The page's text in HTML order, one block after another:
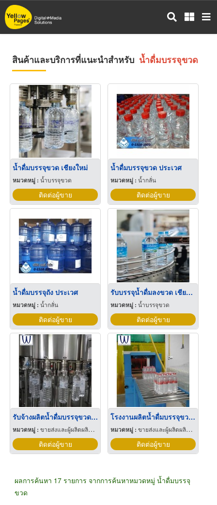
ข้าม
ไป
สินค้าและบริการที่แนะนำสำหรับ น้ำดื่มบรรจุขวด
น้ำดื่มบรรจุขวด เชียงใหม่
หมวดหมู่ : น้ำบรรจุขวด
ติดต่อผู้ขาย
น้ำดื่มบรรจุขวด ประเวศ
หมวดหมู่ :น้ำกลั่น
ติดต่อผู้ขาย
น้ำดื่มบรรจุถัง ประเวศ
หมวดหมู่ : น้ำกลั่น
ติดต่อผู้ขาย
รับบรรจุน้ำดื่มลงขวด เชียงใหม่
หมวดหมู่ :น้ำบรรจุขวด
ติดต่อผู้ขาย
รับจ้างผลิตน้ำดื่มบรรจุขวดร้อยเอ็ด
หมวดหมู่ : ขายส่งและผู้ผลิตผลิตภัณฑ์พิเศษพลาสติก
ติดต่อผู้ขาย
โรงงานผลิตน้ำดื่มบรรจุขวด ร้อยเอ็ด
หมวดหมู่ :ขายส่งและผู้ผลิตผลิตภัณฑ์พิเศษพลาสติก
ติดต่อผู้ขาย
ผลการค้นหา 17 รายการ จากการค้นหาหมวดหมู่ น้ำดื่มบรรจุ
ขวด